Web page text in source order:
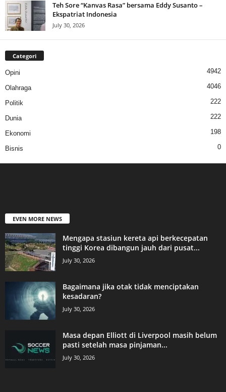
Teh Sore “Kanvas Rasa” bersama Eddy Susanto –
Ekspatriat Indonesia
July 30, 2026
Categori
Opini 4942
Olahraga 4046
Politik 222
Dunia 222
Ekonomi 198
Bisnis 0
EVEN MORE NEWS
Mengapa stasiun kereta api berkecepatan
tinggi Korea dibangun jauh dari pusat...
July 30, 2026
Bagaimana jika otak tidak menciptakan
kesadaran?
July 30, 2026
Masa depan Elliott di Liverpool masih belum
pasti setelah masa pinjaman...
July 30, 2026